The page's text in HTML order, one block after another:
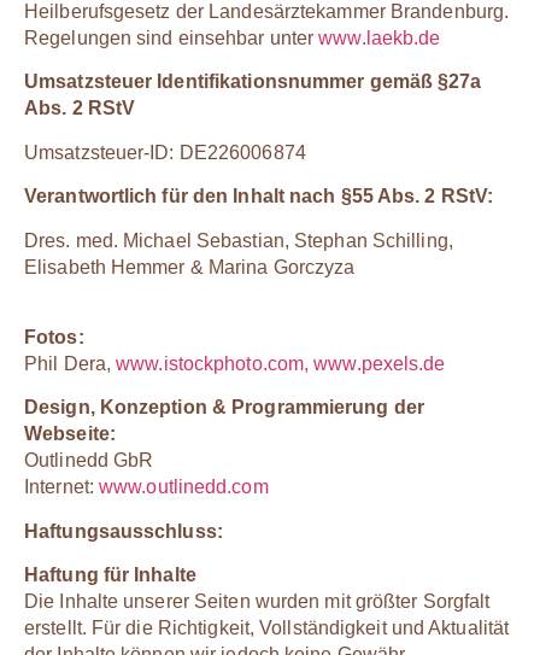
Heilberufsgesetz der Landesärztekammer Brandenburg.
Regelungen sind einsehbar unterwww.laekb.de
Umsatzsteuer Identifikationsnummer gemäß §27a
Abs. 2 RStV
Umsatzsteuer-ID: DE226006874
Verantwortlich für den Inhalt nach §55 Abs. 2 RStV:
Dres. med. Michael Sebastian, Stephan Schilling,
Elisabeth Hemmer & Marina Gorczyza
Fotos:
Phil Dera,www.istockphoto.com, www.pexels.de
Design, Konzeption & Programmierung der
Webseite:
Outlinedd GbR
Internet: www.outlinedd.com
Haftungsausschluss:
Haftung für Inhalte
Die Inhalte unserer Seiten wurden mit größter Sorgfalt
erstellt. Für die Richtigkeit, Vollständigkeit und Aktualität